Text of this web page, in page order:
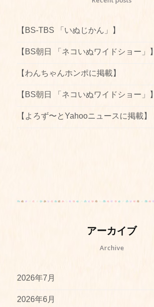
【BS-TBS 「いぬじかん」】
【BS朝日 「ネコいぬワイドショー」】
【わんちゃんホンポに掲載】
【BS朝日 「ネコいぬワイドショー」】
【よろず〜とYahooニュースに掲載】
アーカイブ
Archive
2026年7月
2026年6月